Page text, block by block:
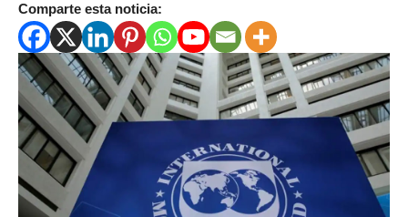
Comparte esta noticia: